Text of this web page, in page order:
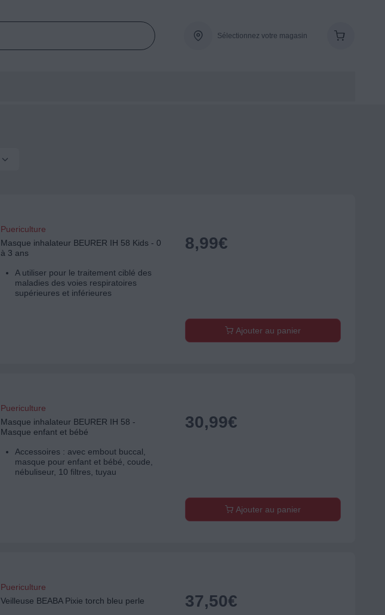
Sélectionnez votre magasin
Puericulture
Masque inhalateur BEURER IH 58 Kids - 0
à 3 ans
A utiliser pour le traitement ciblé des
maladies des voies respiratoires
supérieures et inférieures
8,99€
Ajouter au panier
Puericulture
Masque inhalateur BEURER IH 58 -
Masque enfant et bébé
Accessoires : avec embout buccal,
masque pour enfant et bébé, coude,
nébuliseur, 10 filtres, tuyau
30,99€
Ajouter au panier
Puericulture
Veilleuse BEABA Pixie torch bleu perle
37,50€